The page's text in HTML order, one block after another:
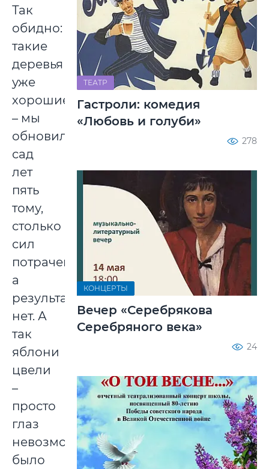
Так
обидно:
такие
деревья
уже
хорошие
– мы
обновили
сад
лет
пять
тому,
столько
сил
потрачено,
а
результата
нет. А
так
яблони
цвели
–
просто
глаз
невозможно
было
ТЕАТР
Гастроли: комедия
«Любовь и голуби»
278
КОНЦЕРТЫ
Вечер «Серебрякова
Серебряного века»
24